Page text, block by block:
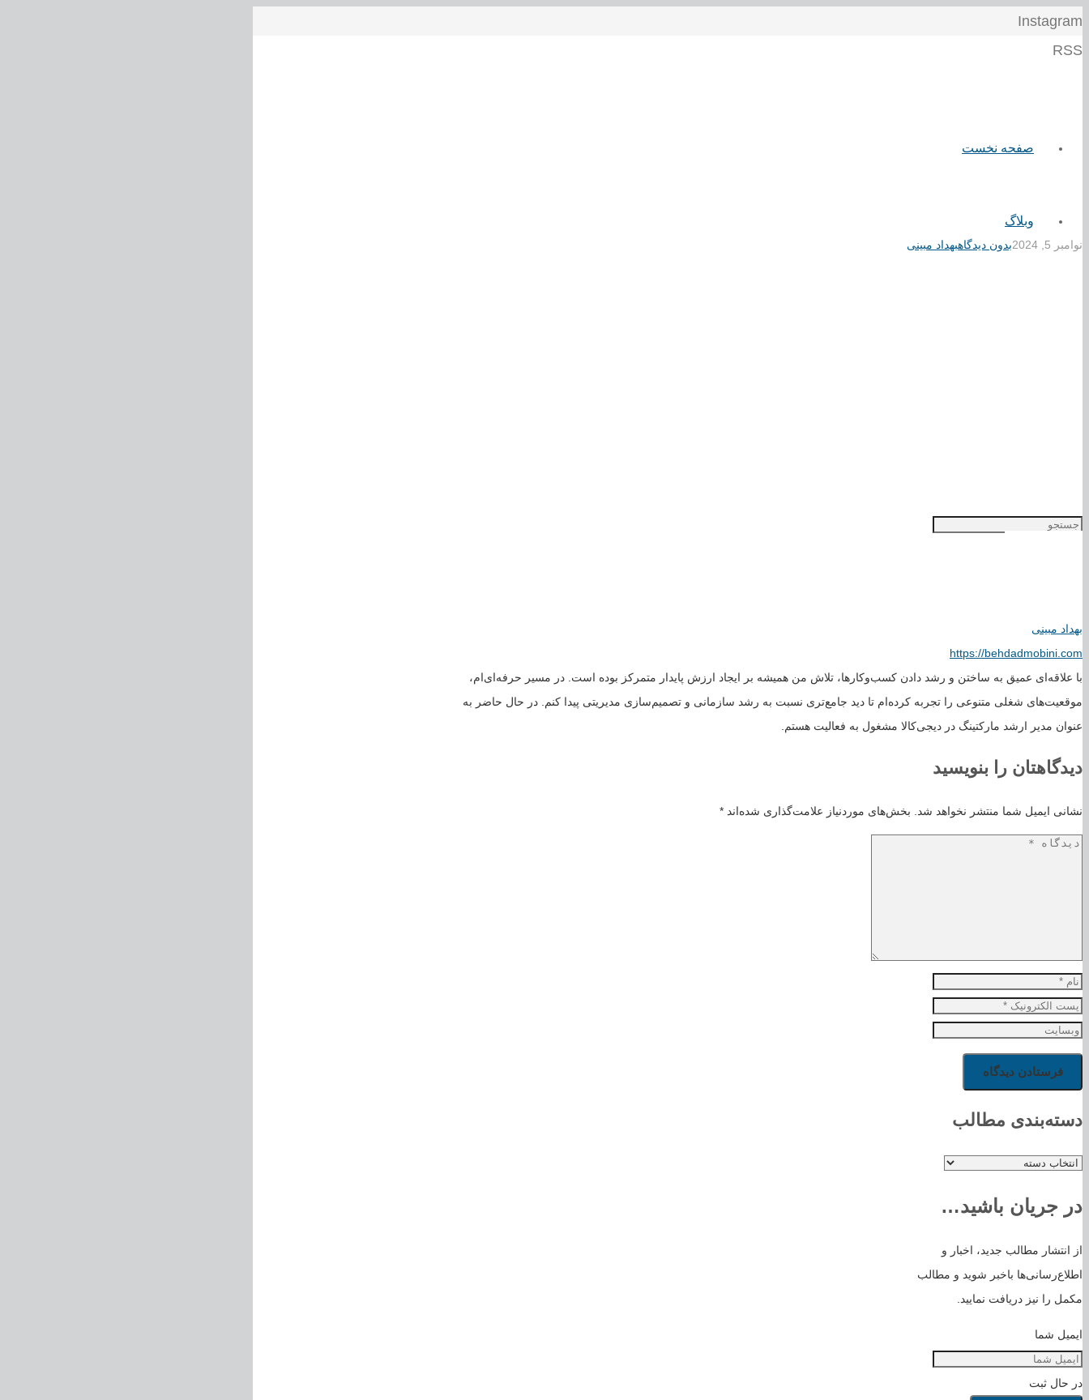
Instagram
RSS
صفحه نخست
وبلاگ
نوامبر 5, 2024 بدون دیدگاهبهداد مبینی
بهداد مبینی
https://behdadmobini.com
با علاقه‌ای عمیق به ساختن و رشد دادن کسب‌وکارها، تلاش من همیشه بر ایجاد ارزش پایدار متمرکز بوده است. در مسیر حرفه‌ای‌ام،
موقعیت‌های شغلی متنوعی را تجربه کرده‌ام تا دید جامع‌تری نسبت به رشد سازمانی و تصمیم‌سازی مدیریتی پیدا کنم. در حال حاضر به
عنوان مدیر ارشد مارکتینگ در دیجی‌کالا مشغول به فعالیت هستم.
دیدگاهتان را بنویسید
نشانی ایمیل شما منتشر نخواهد شد. بخش‌های موردنیاز علامت‌گذاری شده‌اند *
دسته‌بندی مطالب
دسته‌بندی
در جریان باشید…
از انتشار مطالب جدید، اخبار و
اطلاع‌رسانی‌ها باخبر شوید و مطالب
مکمل را نیز دریافت نمایید.
ایمیل شما
در حال ثبت